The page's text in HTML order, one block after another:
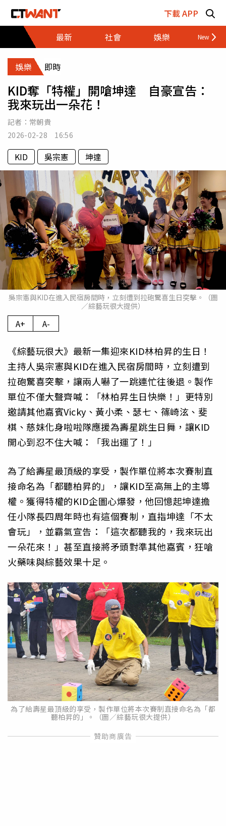
下載 APP
最新
社會 娛樂 財經
娛樂 即時
KID奪「特權」開嗆坤達 自豪宣告：
我來玩出一朵花！
記者： 常朝貴
2026-02-28 16:56
KID 吳宗憲 坤達
吳宗憲與KID在進入民宿房間時，立刻遭到拉砲驚喜生日突擊。（圖
／綜藝玩很大提供）
A+ A-
《綜藝玩很大》最新一集迎來KID林柏昇的生日！
主持人吳宗憲與KID在進入民宿房間時，立刻遭到
拉砲驚喜突擊，讓兩人嚇了一跳連忙往後退。製作
單位不僅大聲齊喊：「林柏昇生日快樂！」更特別
邀請其他嘉賓Vicky、黃小柔、瑟七、篠崎泫、斐
棋、慈妹化身啦啦隊應援為壽星跳生日舞，讓KID
開心到忍不住大喊：「我出運了！」
為了給壽星最頂級的享受，製作單位將本次賽制直
接命名為「都聽柏昇的」，讓KID至高無上的主導
權。獲得特權的KID企圖心爆發，他回憶起坤達擔
任小隊長四周年時也有這個賽制，直指坤達「不太
會玩」，並霸氣宣告：「這次都聽我的，我來玩出
一朵花來！」甚至直接將矛頭對準其他嘉賓，狂嗆
火藥味與綜藝效果十足。
為了給壽星最頂級的享受，製作單位將本次賽制直接命名為「都
聽柏昇的」。（圖／綜藝玩很大提供）